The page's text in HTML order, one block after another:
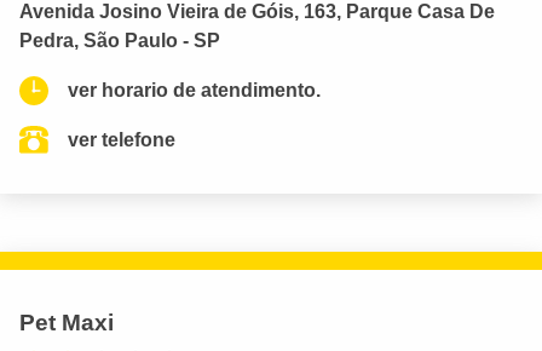
Avenida Josino Vieira de Góis, 163, Parque Casa De
Pedra, São Paulo - SP
ver horario de atendimento.
ver telefone
Pet Maxi